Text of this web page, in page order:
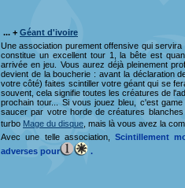
... + Géant d'ivoire
Une association purement offensive qui
constitue un excellent tour 1, la bête est
arrivée en jeu. Vous aurez déjà pleinement
devient de la boucherie : avant la déclaration
votre côté) faites scintiller votre géant qui se
souvent, cela signifie toutes les créatures de
prochain tour... Si vous jouez bleu, c'est
saucer par votre horde de créatures
turbo Mage du disque , mais là vous avez la
Avec une telle association, Scintillement
adverses pour
.